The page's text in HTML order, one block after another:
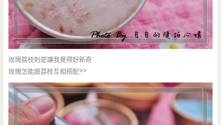
玫瑰荔枝則是讓我覺得好新奇
玫瑰怎能跟荔枝互相搭配??